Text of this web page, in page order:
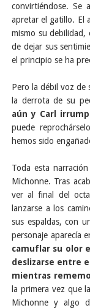
convirtiéndose. Se
apretar el gatillo. El
mismo su
de dejar sus
el principio se ha
Pero la débil voz de
la derrota de su
aún y Carl
puede
hemos sido
Toda esta
Michonne. Tras
ver al final del
lanzarse a los
sus espaldas, con
personaje aparecía
camuflar su olor
deslizarse entre
mientras
la primera vez que
Michonne y algo